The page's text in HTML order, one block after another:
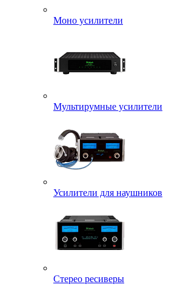
Моно усилители
Мультирумные усилители
Усилители для наушников
Стерео ресиверы